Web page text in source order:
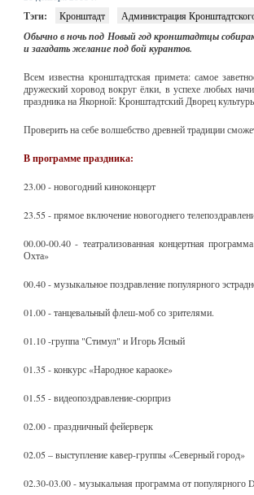
Тэги: Кронштадт Администрация
Обычно в ночь под Новый год кронштадтцы
и загадать желание под бой курантов.
Всем известна кронштадтская примета: самое
дружеский хоровод вокруг ёлки, в успехе любых
праздника на Якорной: Кронштадтский Дворец
Проверить на себе волшебство древней традиции
В программе праздника:
23.00 - новогодний киноконцерт
23.55 - прямое включение новогоднего
00.00-00.40 - театрализованная концертная
Охта»
00.40 - музыкальное поздравление популярного
01.00 - танцевальный флеш-моб со зрителями.
01.10 -группа "Стимул" и Игорь Ясный
01.35 - конкурс «Народное караоке»
01.55 - видеопоздравление-сюрприз
02.00 - праздничный фейерверк
02.05 – выступление кавер-группы «Северный город»
02.30-03.00 - музыкальная программа от популярного